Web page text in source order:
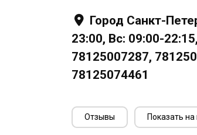
Город Санкт-
23:00, Вс: 09:00-
78125007287,
78125074461
Отзывы Показать на